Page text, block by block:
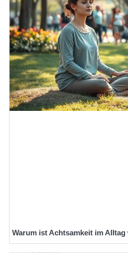
Warum ist Achtsamkeit im